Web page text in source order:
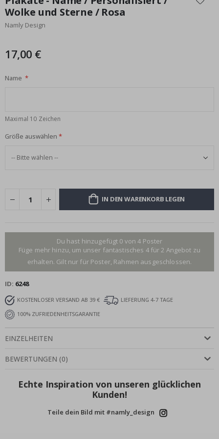
der
Bildgalerie
springen
Wolke und Sterne / Rosa
Namly Design
17,00 €
Name
Maximal 10 Zeichen
Größe auswählen
IN DEN WARENKORB LEGEN
Du hast hinzugefügt 0 von 4 Poster
Füge mehr hinzu, um unser fantastisches 4 für 2 Angebot zu
erhalten. Gilt nur für Poster, Rahmen ausgeschlossen.
ID 6248
KOSTENLOSER VERSAND AB 39 €
LIEFERUNG 4-7 TAGE
100% ZUFRIEDENHEITSGARANTIE
EINZELHEITEN
BEWERTUNGEN (0)
Echte Inspiration von unseren glücklichen
Kunden!
Teile dein Bild mit #namly_design